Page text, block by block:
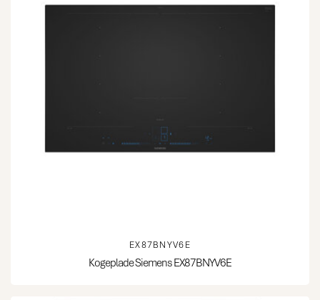
EX87BNYV6E
Kogeplade Siemens EX87BNYV6E